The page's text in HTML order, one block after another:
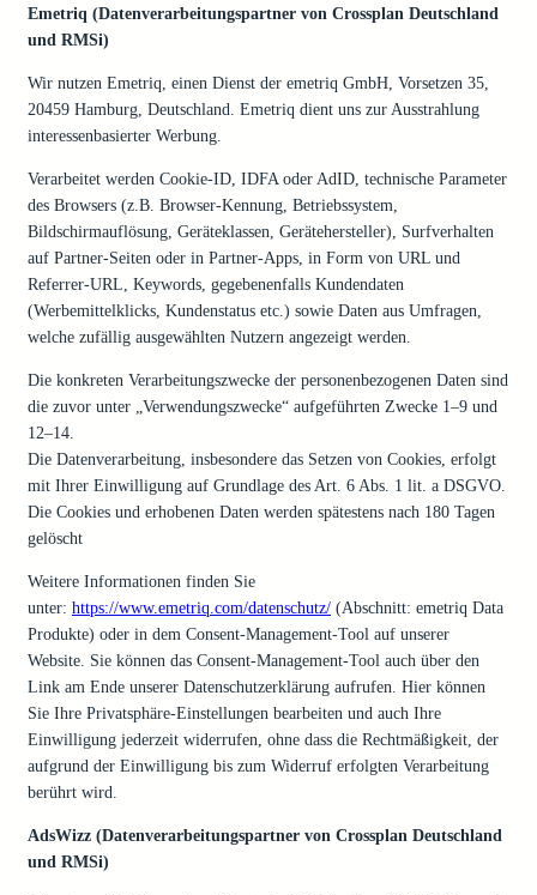
Emetriq (Datenverarbeitungspartner von Crossplan Deutschland
und RMSi)
Wir nutzen Emetriq, einen Dienst der emetriq GmbH, Vorsetzen 35,
20459 Hamburg, Deutschland. Emetriq dient uns zur Ausstrahlung
interessenbasierter Werbung.
Verarbeitet werden Cookie-ID, IDFA oder AdID, technische Parameter
des Browsers (z.B. Browser-Kennung, Betriebssystem,
Bildschirmauflösung, Geräteklassen, Gerätehersteller), Surfverhalten
auf Partner-Seiten oder in Partner-Apps, in Form von URL und
Referrer-URL, Keywords, gegebenenfalls Kundendaten
(Werbemittelklicks, Kundenstatus etc.) sowie Daten aus Umfragen,
welche zufällig ausgewählten Nutzern angezeigt werden.
Die konkreten Verarbeitungszwecke der personenbezogenen Daten sind
die zuvor unter „Verwendungszwecke“ aufgeführten Zwecke 1–9 und
12–14.
Die Datenverarbeitung, insbesondere das Setzen von Cookies, erfolgt
mit Ihrer Einwilligung auf Grundlage des Art. 6 Abs. 1 lit. a DSGVO.
Die Cookies und erhobenen Daten werden spätestens nach 180 Tagen
gelöscht
Weitere Informationen finden Sie
unter: https://www.emetriq.com/datenschutz/ (Abschnitt: emetriq Data
Produkte) oder in dem Consent-Management-Tool auf unserer
Website. Sie können das Consent-Management-Tool auch über den
Link am Ende unserer Datenschutzerklärung aufrufen. Hier können
Sie Ihre Privatsphäre-Einstellungen bearbeiten und auch Ihre
Einwilligung jederzeit widerrufen, ohne dass die Rechtmäßigkeit, der
aufgrund der Einwilligung bis zum Widerruf erfolgten Verarbeitung
berührt wird.
AdsWizz (Datenverarbeitungspartner von Crossplan Deutschland
und RMSi)